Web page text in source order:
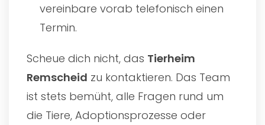
vereinbare vorab telefonisch einen
Termin.
Scheue dich nicht, das Tierheim
Remscheid zu kontaktieren. Das Team
ist stets bemüht, alle Fragen rund um
die Tiere, Adoptionsprozesse oder